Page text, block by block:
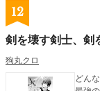
12
剣を壊す剣士、剣
狗丸クロ
どん